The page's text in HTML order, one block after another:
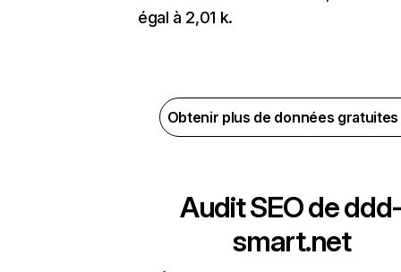
égal à 2,01 k.
Obtenir plus de données
Audit SEO de
smart.net